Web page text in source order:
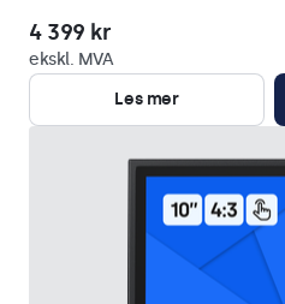
4 399 kr
ekskl. MVA
Les mer